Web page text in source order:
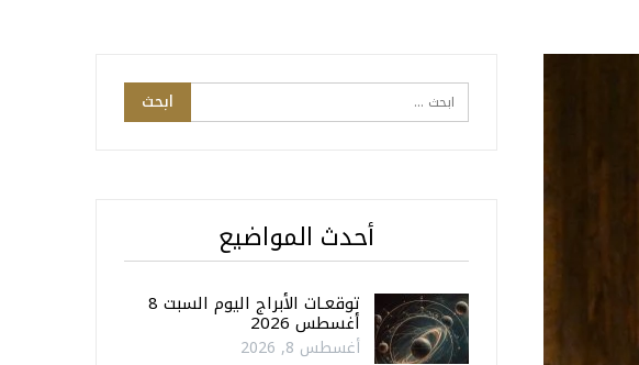
أحدث المواضيع
توقعـات الأبراج اليوم السبت 8
أغسطس 2026
أغسطس 8, 2026